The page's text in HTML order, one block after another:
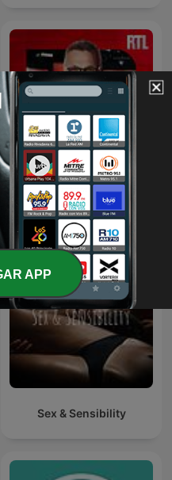
Les Grosses Têtes
Sex & Sensibility
APP